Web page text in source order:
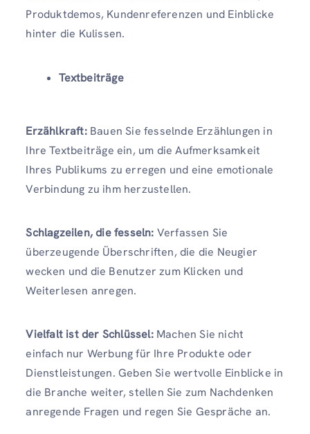
Produktdemos, Kundenreferenzen und Einblicke
hinter die Kulissen.
Textbeiträge
Erzählkraft: Bauen Sie fesselnde Erzählungen in
Ihre Textbeiträge ein, um die Aufmerksamkeit
Ihres Publikums zu erregen und eine emotionale
Verbindung zu ihm herzustellen.
Schlagzeilen, die fesseln: Verfassen Sie
überzeugende Überschriften, die die Neugier
wecken und die Benutzer zum Klicken und
Weiterlesen anregen.
Vielfalt ist der Schlüssel: Machen Sie nicht
einfach nur Werbung für Ihre Produkte oder
Dienstleistungen. Geben Sie wertvolle Einblicke in
die Branche weiter, stellen Sie zum Nachdenken
anregende Fragen und regen Sie Gespräche an.